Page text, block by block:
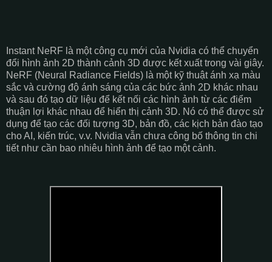
Instant NeRF là một công cụ mới của Nvidia có thể chuyển
đổi hình ảnh 2D thành cảnh 3D được kết xuất trong vài giây.
NeRF (Neural Radiance Fields) là một kỹ thuật ánh xạ màu
sắc và cường độ ánh sáng của các bức ảnh 2D khác nhau
và sau đó tạo dữ liệu để kết nối các hình ảnh từ các điểm
thuận lợi khác nhau để hiển thị cảnh 3D. Nó có thể được sử
dụng để tạo các đối tượng 3D, bản đồ, các kịch bản đào tạo
cho AI, kiến ​​trúc, v.v. Nvidia vẫn chưa công bố thông tin chi
tiết như cần bao nhiêu hình ảnh để tạo một cảnh.